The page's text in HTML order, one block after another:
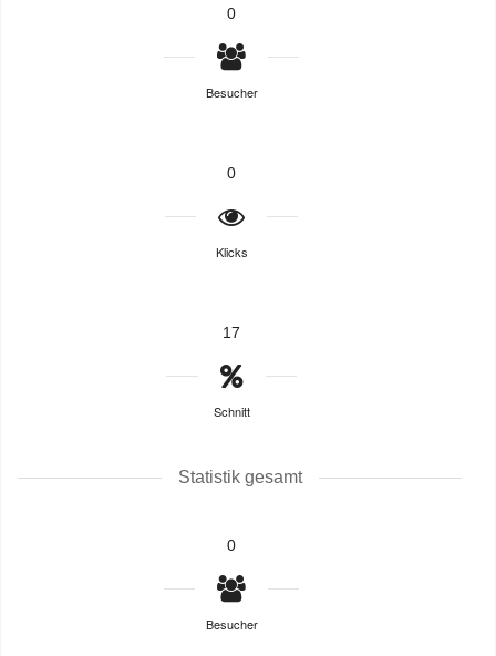
0
Besucher
0
Klicks
17
Schnitt
Statistik gesamt
0
Besucher